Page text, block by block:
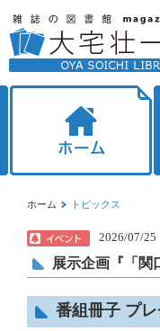
ホーム トピックス
2026/07/25
展示企画『「関
番組冊子 プ